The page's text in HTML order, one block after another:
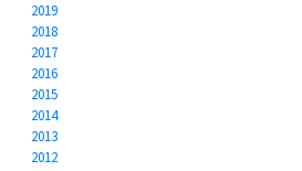
2019
2018
2017
2016
2015
2014
2013
2012